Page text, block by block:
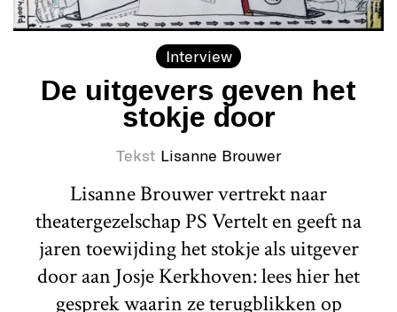
Interview
De uitgevers geven het
stokje door
Tekst Lisanne Brouwer
Lisanne Brouwer vertrekt naar
theatergezelschap PS Vertelt en geeft na
jaren toewijding het stokje als uitgever
door aan Josje Kerkhoven: lees hier het
gesprek waarin ze terugblikken op